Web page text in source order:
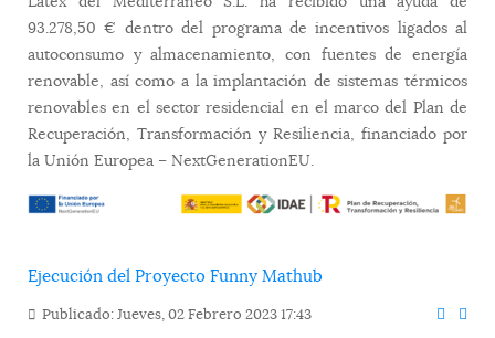
93.278,50 € dentro del programa de incentivos ligados al
autoconsumo y almacenamiento, con fuentes de energía
renovable, así como a la implantación de sistemas térmicos
renovables en el sector residencial en el marco del Plan de
Recuperación, Transformación y Resiliencia, financiado por
la Unión Europea – NextGenerationEU.
Ejecución del Proyecto Funny Mathub
Publicado: Jueves, 02 Febrero 2023 17:43